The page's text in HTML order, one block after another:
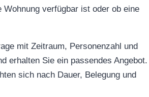
verfügbar ist oder ob eine
mit Zeitraum, Personenzahl und
erhalten Sie ein passendes Angebot.
sich nach Dauer, Belegung und